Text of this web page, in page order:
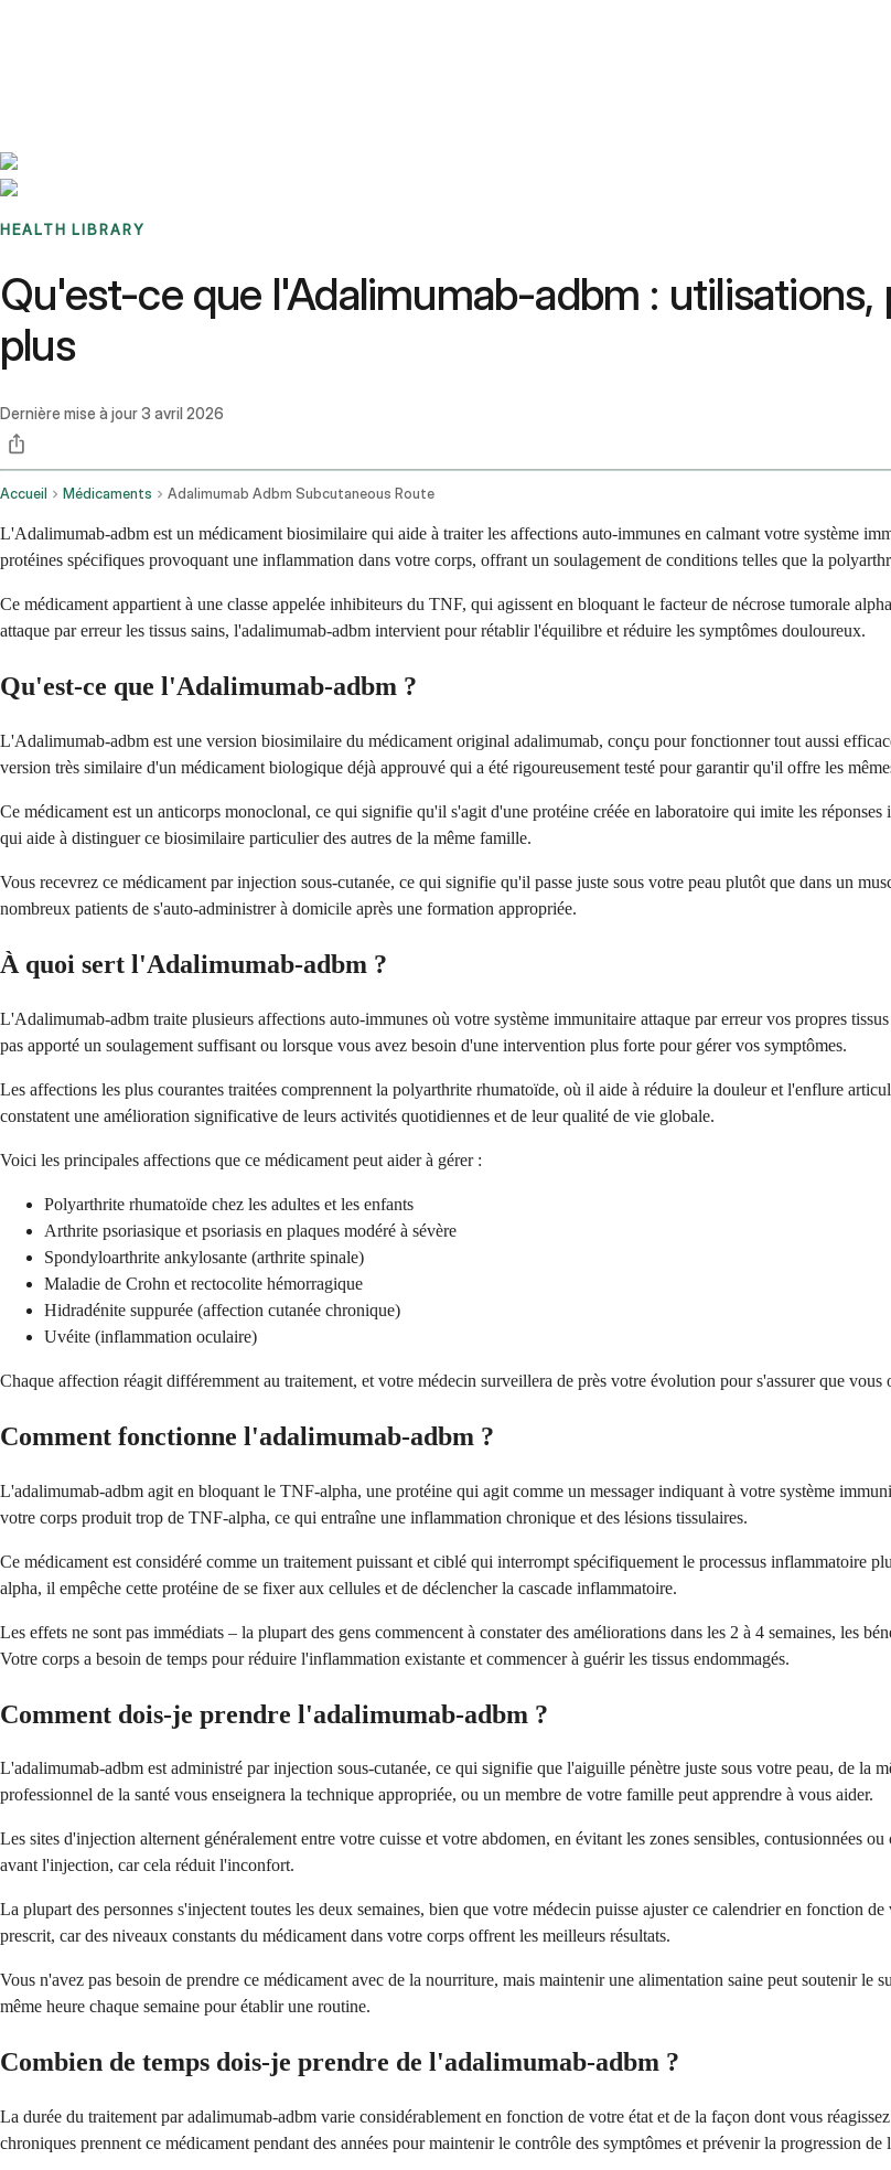
HEALTH LIBRARY
Qu'est-ce que l'Adalimumab-adbm :
plus
Dernière mise à jour3 avril 2026
Accueil Médicaments Adalimumab Adbm Subcutaneous Route
L'Adalimumab-adbm est un médicament biosimilaire qui aide à traiter les affections auto-immunes en calmant votre système
protéines spécifiques provoquant une inflammation dans votre corps, offrant un soulagement de conditions telles que la
Ce médicament appartient à une classe appelée inhibiteurs du TNF, qui agissent en bloquant le facteur de nécrose tumorale
attaque par erreur les tissus sains, l'adalimumab-adbm intervient pour rétablir l'équilibre et réduire les symptômes douloureux.
Qu'est-ce que l'Adalimumab-adbm ?
L'Adalimumab-adbm est une version biosimilaire du médicament original adalimumab, conçu pour fonctionner tout aussi
version très similaire d'un médicament biologique déjà approuvé qui a été rigoureusement testé pour garantir qu'il offre les
Ce médicament est un anticorps monoclonal, ce qui signifie qu'il s'agit d'une protéine créée en laboratoire qui imite les
qui aide à distinguer ce biosimilaire particulier des autres de la même famille.
Vous recevrez ce médicament par injection sous-cutanée, ce qui signifie qu'il passe juste sous votre peau plutôt que dans un
nombreux patients de s'auto-administrer à domicile après une formation appropriée.
À quoi sert l'Adalimumab-adbm ?
L'Adalimumab-adbm traite plusieurs affections auto-immunes où votre système immunitaire attaque par erreur vos propres
pas apporté un soulagement suffisant ou lorsque vous avez besoin d'une intervention plus forte pour gérer vos symptômes.
Les affections les plus courantes traitées comprennent la polyarthrite rhumatoïde, où il aide à réduire la douleur et l'enflure
constatent une amélioration significative de leurs activités quotidiennes et de leur qualité de vie globale.
Voici les principales affections que ce médicament peut aider à gérer :
Polyarthrite rhumatoïde chez les adultes et les enfants
Arthrite psoriasique et psoriasis en plaques modéré à sévère
Spondyloarthrite ankylosante (arthrite spinale)
Maladie de Crohn et rectocolite hémorragique
Hidradénite suppurée (affection cutanée chronique)
Uvéite (inflammation oculaire)
Chaque affection réagit différemment au traitement, et votre médecin surveillera de près votre évolution pour s'assurer que
Comment fonctionne l'adalimumab-adbm ?
L'adalimumab-adbm agit en bloquant le TNF-alpha, une protéine qui agit comme un messager indiquant à votre système
votre corps produit trop de TNF-alpha, ce qui entraîne une inflammation chronique et des lésions tissulaires.
Ce médicament est considéré comme un traitement puissant et ciblé qui interrompt spécifiquement le processus inflammatoire
alpha, il empêche cette protéine de se fixer aux cellules et de déclencher la cascade inflammatoire.
Les effets ne sont pas immédiats – la plupart des gens commencent à constater des améliorations dans les 2 à 4 semaines, les
Votre corps a besoin de temps pour réduire l'inflammation existante et commencer à guérir les tissus endommagés.
Comment dois-je prendre l'adalimumab-adbm ?
L'adalimumab-adbm est administré par injection sous-cutanée, ce qui signifie que l'aiguille pénètre juste sous votre peau, de la
professionnel de la santé vous enseignera la technique appropriée, ou un membre de votre famille peut apprendre à vous aider.
Les sites d'injection alternent généralement entre votre cuisse et votre abdomen, en évitant les zones sensibles, contusionnées
avant l'injection, car cela réduit l'inconfort.
La plupart des personnes s'injectent toutes les deux semaines, bien que votre médecin puisse ajuster ce calendrier en fonction
prescrit, car des niveaux constants du médicament dans votre corps offrent les meilleurs résultats.
Vous n'avez pas besoin de prendre ce médicament avec de la nourriture, mais maintenir une alimentation saine peut soutenir le
même heure chaque semaine pour établir une routine.
Combien de temps dois-je prendre de l'adalimumab-adbm ?
La durée du traitement par adalimumab-adbm varie considérablement en fonction de votre état et de la façon dont vous
chroniques prennent ce médicament pendant des années pour maintenir le contrôle des symptômes et prévenir la progression de